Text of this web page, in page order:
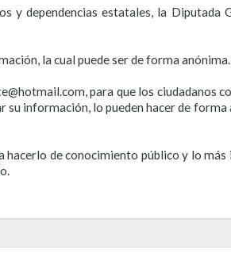
y dependencias estatales, la Diputada
la cual puede ser de forma anónima.
para que los ciudadanos
su información, lo pueden hacer de forma
de conocimiento público y lo